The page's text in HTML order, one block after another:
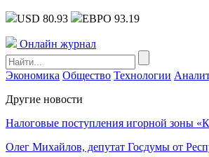
USD 80.93 ЕВРО 93.19
Онлайн журнал
Экономика Общество Технологии
Другие новости
Налоговые поступления игорной зоны
Олег Михайлов, депутат Госдумы от